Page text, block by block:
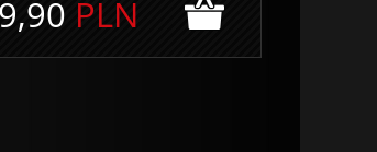
9,90 PLN